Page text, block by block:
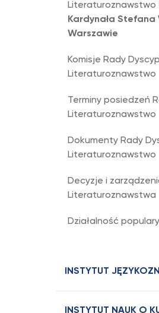
Literaturoznawstwo
Kardynała Stefana
Warszawie
Komisje Rady
Literaturoznawstwo
Terminy posiedzeń
Literaturoznawstwo
Dokumenty Rady
Literaturoznawstwo
Decyzje i
Literaturoznawstwa
Działalność
INSTYTUT
INSTYTUT NAUK O